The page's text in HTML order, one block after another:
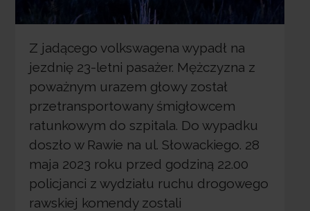
Z jadącego volkswagena wypadł na
jezdnię 23-letni pasażer. Mężczyzna z
poważnym urazem głowy został
przetransportowany śmigłowcem
ratunkowym do szpitala. Do wypadku
doszło w Rawie na ul. Słowackiego. 28
maja 2023 roku przed godziną 22.00
policjanci z wydziału ruchu drogowego
rawskiej komendy zostali